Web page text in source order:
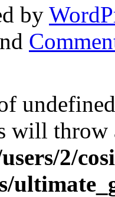
by
will
2/